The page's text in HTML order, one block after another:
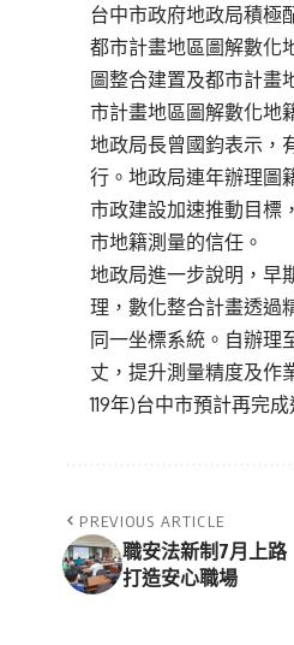
台中市政府地政局積極
都市計畫地區圖解數化
圖整合建置及都市計畫
市計畫地區圖解數化地
地政局長曾國鈞表示，
行。地政局連年辦理圖
市政建設加速推動目標
市地籍測量的信任。
地政局進一步說明，早
理，數化整合計畫透過
同一坐標系統。自辦理
丈，提升測量精度及作
119年)台中市預計再完
PREVIOUS ARTICLE
職安法新制7月上
打造安心職場